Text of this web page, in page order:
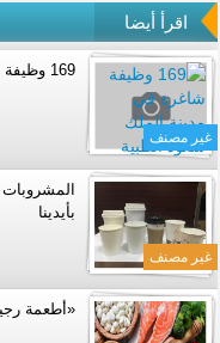
اقرأ أيضا
غير مصنف
169 وظيفة شاغرة في مدينة الملك سعود الطبية
غير مصنف
بأيدينا
«أطعمة